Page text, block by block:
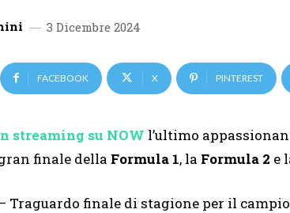
3 Dicembre 2024
FACEBOOK X PINTEREST
streaming su NOW l’ultimo
finale della Formula 1, la Formula 2 e
Traguardo finale di stagione per il